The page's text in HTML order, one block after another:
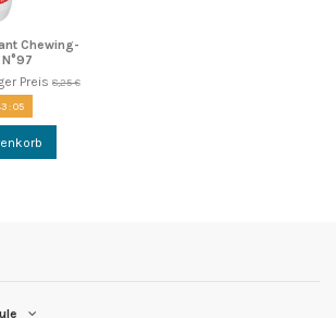
Chewing-
Preis 8,25 €
:05